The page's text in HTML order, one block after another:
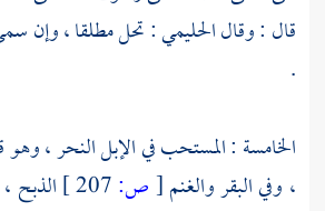
قال : وقالالحليمي: تحل مطلقا ، وإن
.
الخامسة : المستحب في الإبل النحر ، وهو
، وفي البقر والغنم[ص:
الذبح